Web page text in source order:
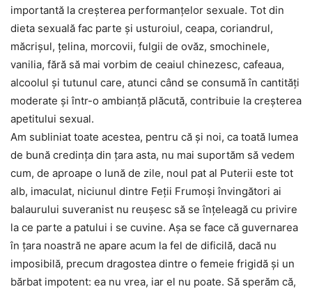
importantă la creșterea performanțelor sexuale. Tot din
dieta sexuală fac parte și usturoiul, ceapa, coriandrul,
măcrișul, țelina, morcovii, fulgii de ovăz, smochinele,
vanilia, fără să mai vorbim de ceaiul chinezesc, cafeaua,
alcoolul și tutunul care, atunci când se consumă în cantități
moderate și într-o ambianță plăcută, contribuie la creșterea
apetitului sexual.
Am subliniat toate acestea, pentru că și noi, ca toată lumea
de bună credința din țara asta, nu mai suportăm să vedem
cum, de aproape o lună de zile, noul pat al Puterii este tot
alb, imaculat, niciunul dintre Feții Frumoși învingători ai
balaurului suveranist nu reușesc să se înțeleagă cu privire
la ce parte a patului i se cuvine. Așa se face că guvernarea
în țara noastră ne apare acum la fel de dificilă, dacă nu
imposibilă, precum dragostea dintre o femeie frigidă și un
bărbat impotent: ea nu vrea, iar el nu poate. Să sperăm că,